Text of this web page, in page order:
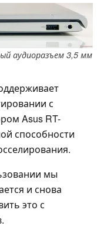
аудиоразъем 3,5 мм
с
Asus RT-
способности
мы
и снова
это с